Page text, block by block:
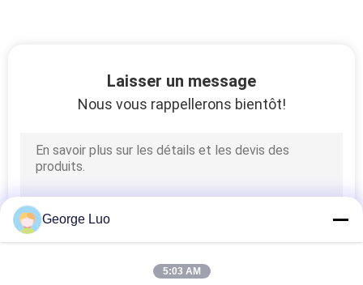
Laisser un message
Nous vous rappellerons bientôt!
George Luo
5:03 AM